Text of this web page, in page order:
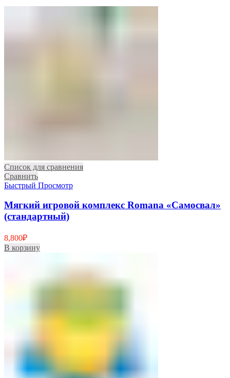
Список для сравнения
Сравнить
Быстрый Просмотр
Мягкий игровой комплекс Romana «Самосвал»
(стандартный)
8,800₽
В корзину